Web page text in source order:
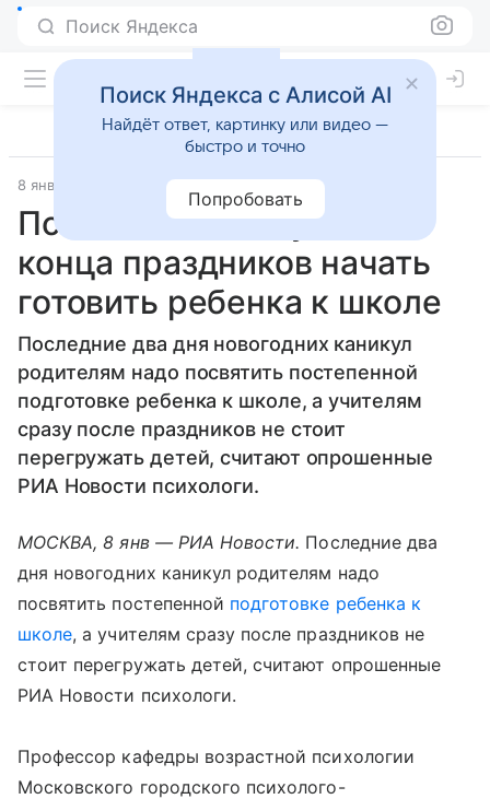
Поиск Яндекса
8 января 2012 «РИА Новости»
Психологи советуют до
конца праздников начать
готовить ребенка к школе
Последние два дня новогодних каникул
родителям надо посвятить постепенной
подготовке ребенка к школе, а учителям
сразу после праздников не стоит
перегружать детей, считают опрошенные
РИА Новости психологи.
МОСКВА, 8 янв — РИА Новости. Последние два
дня новогодних каникул родителям надо
посвятить постепенной подготовке ребенка к
школе, а учителям сразу после праздников не
стоит перегружать детей, считают опрошенные
РИА Новости психологи.
Профессор кафедры возрастной психологии
Московского городского психолого-
Поиск Яндекса с Алисой AI
Найдёт ответ, картинку или видео —
быстро и точно
Попробовать